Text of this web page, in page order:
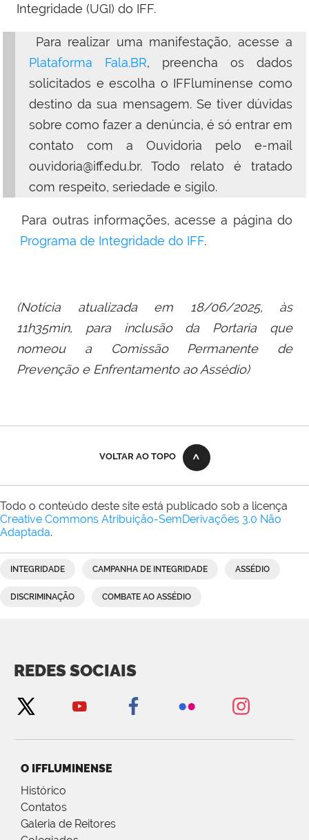
Integridade (UGI) do IFF.
Para realizar uma manifestação, acesse a
Plataforma Fala.BR, preencha os dados
solicitados e escolha o IFFluminense como
destino da sua mensagem. Se tiver dúvidas
sobre como fazer a denúncia, é só entrar em
contato com a Ouvidoria pelo e-mail
ouvidoria@iff.edu.br. Todo relato é tratado
com respeito, seriedade e sigilo.
Para outras informações, acesse a página do
Programa de Integridade do IFF.
(Notícia atualizada em 18/06/2025, às
11h35min, para inclusão da Portaria que
nomeou a Comissão Permanente de
Prevenção e Enfrentamento ao Assédio)
VOLTAR AO TOPO
Todo o conteúdo deste site está publicado sob a licença
Creative Commons Atribuição-SemDerivações 3.0 Não
Adaptada.
INTEGRIDADE CAMPANHA DE INTEGRIDADE ASSÉDIO
DISCRIMINAÇÃO COMBATE AO ASSÉDIO
REDES SOCIAIS
O IFFLUMINENSE
Histórico
Contatos
Galeria de Reitores